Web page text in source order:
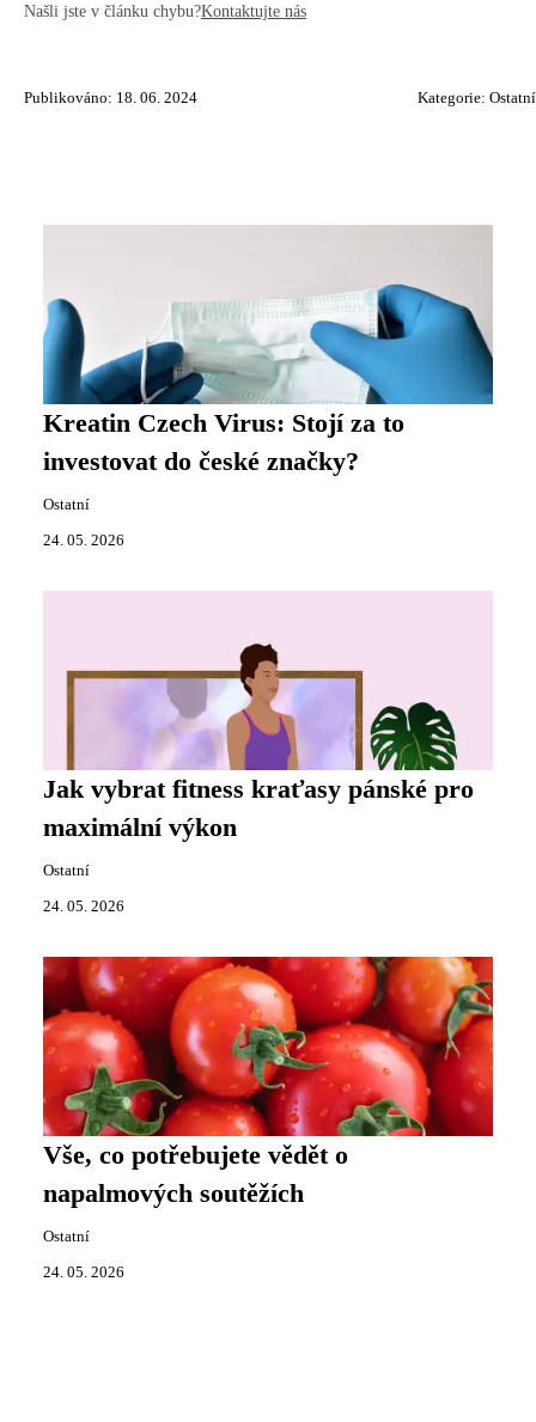
Našli jste v článku chybu?Kontaktujte nás
Publikováno: 18. 06. 2024 Kategorie: Ostatní
Kreatin Czech Virus: Stojí za to
investovat do české značky?
Ostatní
24. 05. 2026
Jak vybrat fitness kraťasy pánské pro
maximální výkon
Ostatní
24. 05. 2026
Vše, co potřebujete vědět o
napalmových soutěžích
Ostatní
24. 05. 2026